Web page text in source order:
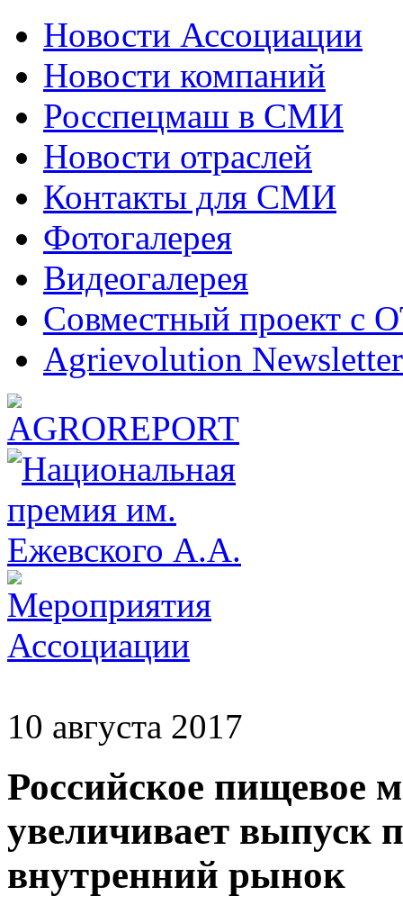
Новости Ассоциации
Новости компаний
Росспецмаш в СМИ
Новости отраслей
Контакты для СМИ
Фотогалерея
Видеогалерея
Совместный проект с
Agrievolution Newsletter
10 августа 2017
Российское пищевое
увеличивает выпуск
внутренний рынок